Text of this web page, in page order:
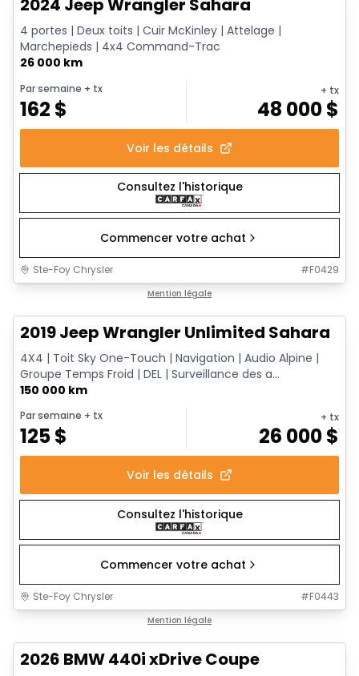
2024 Jeep Wrangler Sahara
4 portes | Deux toits | Cuir McKinley | Attelage |
Marchepieds | 4x4 Command-Trac
26 000 km
Par semaine + tx
162 $
+ tx
48 000$
Voir les détails
Consultez l'historique
Commencer votre achat
Ste-Foy Chrysler #F0429
Mention légale
2019 Jeep Wrangler Unlimited Sahara
4X4 | Toit Sky One-Touch | Navigation | Audio Alpine |
Groupe Temps Froid | DEL | Surveillance des a...
150 000 km
Par semaine + tx
125$
+ tx
26 000$
Voir les détails
Consultez l'historique
Commencer votre achat
Ste-Foy Chrysler #F0443
Mention légale
2026 BMW 440i xDrive Coupe